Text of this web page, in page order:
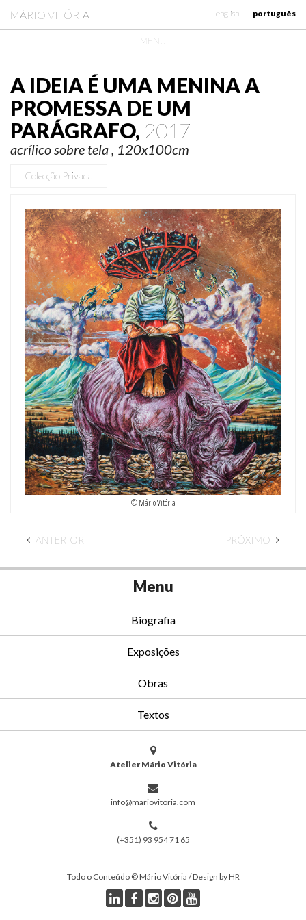
MÁRIO VITÓRIA português
english
MENU
A IDEIA É UMA MENINA A
PROMESSA DE UM
PARÁGRAFO, 2017
acrílico sobre tela , 120x100cm
Colecção Privada
© Mário Vitória
ANTERIOR PRÓXIMO
Menu
Biografia
Exposições
Obras
Textos
Atelier Mário Vitória
info@mariovitoria.com
(+351) 93 954 71 65
Todo o Conteúdo © Mário Vitória / Design by HR